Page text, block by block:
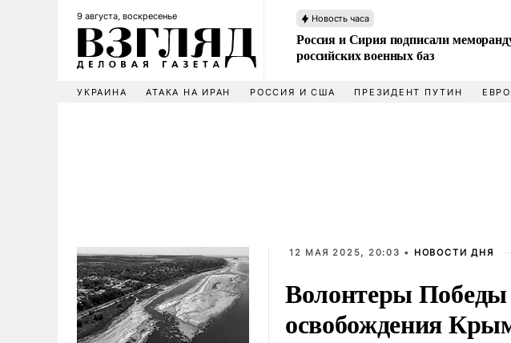
9 августа, воскресенье Новость часа
Россия и Сирия подписали
российских военных баз
УКРАИНА АТАКА НА ИРАН РОССИЯ И США ПРЕЗИДЕНТ ПУТИН
12 МАЯ 2025, 20:03 • НОВОСТИ ДНЯ
Волонтеры Победы
освобождения